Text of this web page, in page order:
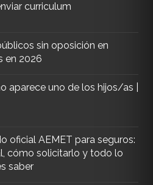
curriculum
sin oposición en
en 2026
aparece uno de los hijos/as |
oficial AEMET para seguros:
cómo solicitarlo y todo lo
saber